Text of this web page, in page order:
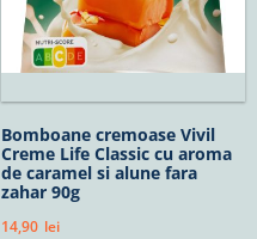
Bomboane cremoase Vivil
Creme Life Classic cu aroma
de caramel si alune fara
zahar 90g
14,90 lei